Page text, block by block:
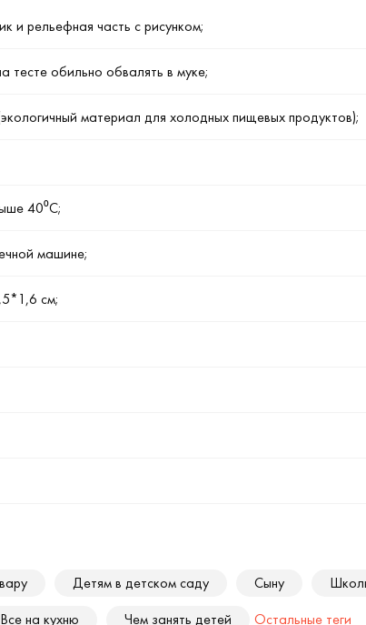
и рельефная часть с рисунком;
тесте обильно обвалять в муке;
материал для холодных пищевых продуктов);
40⁰С;
машине;
см;
Детям в детском саду Сыну
Все на кухню Чем занять детей Остальные теги